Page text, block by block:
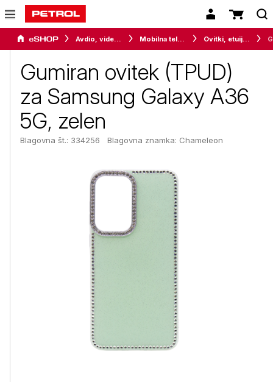
Avdio, video in telefonija Mobilna telefonija Ovitki, etuiji, torbice in držala
Gumiran ovitek (TPUD)
za Samsung Galaxy A36
5G, zelen
Blagovna št.: 334256 Blagovna znamka: Chameleon